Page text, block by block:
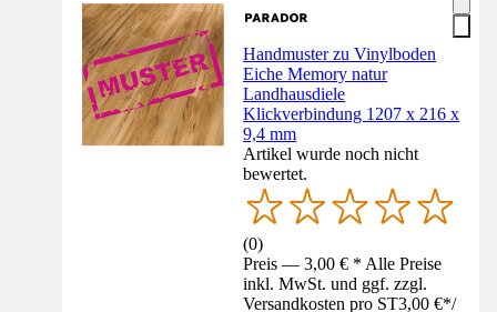
Handmuster zu Vinylboden
Eiche Memory natur
Landhausdiele
Klickverbindung 1207 x 216 x
9,4 mm
Artikel wurde noch nicht
bewertet.
(0)
Preis — 3,00 € * Alle Preise
inkl. MwSt. und ggf. zzgl.
Versandkosten pro ST3,00 €*/